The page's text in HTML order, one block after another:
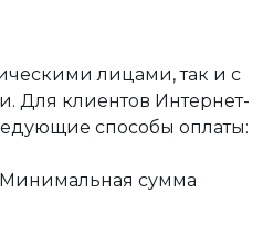
лицами, так и с
Для клиентов Интернет-
способы оплаты:
Минимальная сумма